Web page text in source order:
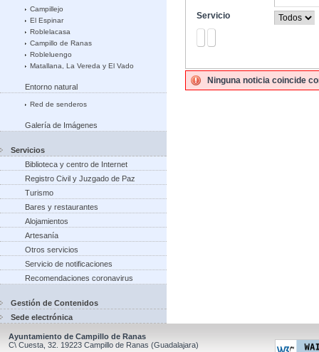
Campillejo
El Espinar
Roblelacasa
Campillo de Ranas
Robleluengo
Matallana, La Vereda y El Vado
Entorno natural
Red de senderos
Galería de Imágenes
Servicios
Biblioteca y centro de Internet
Registro Civil y Juzgado de Paz
Turismo
Bares y restaurantes
Alojamientos
Artesanía
Otros servicios
Servicio de notificaciones
Recomendaciones coronavirus
Gestión de Contenidos
Sede electrónica
Servicio
Ninguna noticia coincide
Ayuntamiento de Campillo de Ranas
C\ Cuesta, 32. 19223 Campillo de Ranas (Guadalajara)